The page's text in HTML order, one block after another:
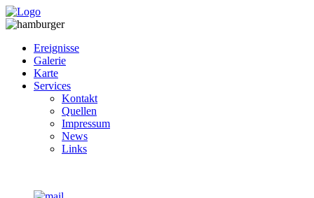
Ereignisse
Galerie
Karte
Services
Kontakt
Quellen
Impressum
News
Links